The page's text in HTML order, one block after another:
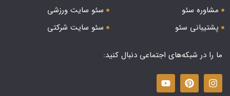
مشاوره سئو
پشتیبانی سئو
سئو سایت ورزشی
سئو سایت شرکتی
ما را در شبکه‌های اجتماعی دنبال کنید: